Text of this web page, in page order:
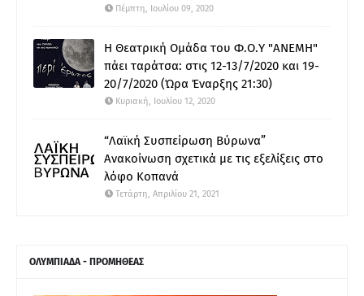
Πέμπτη, Ιουλίου 09, 2020
Η Θεατρική Ομάδα του Φ.Ο.Υ "ΑΝΕΜΗ"
πάει ταράτσα: στις 12-13/7/2020 και 19-
20/7/2020 (Ώρα Έναρξης 21:30)
Κυριακή, Ιουλίου 12, 2020
“Λαϊκή Συσπείρωση Βύρωνα”
Ανακοίνωση σχετικά με τις εξελίξεις στο
λόφο Κοπανά
Τετάρτη, Απριλίου 21, 2021
ΟΛΥΜΠΙΑΔΑ - ΠΡΟΜΗΘΕΑΣ